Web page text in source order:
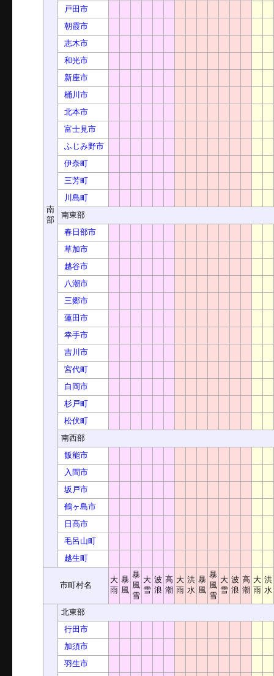
南
部
戸田市
朝霞市
志木市
和光市
新座市
桶川市
北本市
富士見市
ふじみ野市
伊奈町
三芳町
川島町
南東部
春日部市
草加市
越谷市
八潮市
三郷市
蓮田市
幸手市
吉川市
宮代町
白岡市
杉戸町
松伏町
南西部
飯能市
入間市
坂戸市
鶴ヶ島市
日高市
毛呂山町
越生町
市町村名
大
雨
暴
風
暴
風
雪
大
雪
波
浪
高
潮
大
雨
洪
水
暴
風
暴
風
雪
大
雪
波
浪
高
潮
大
雨
洪
水
北東部
行田市
加須市
羽生市